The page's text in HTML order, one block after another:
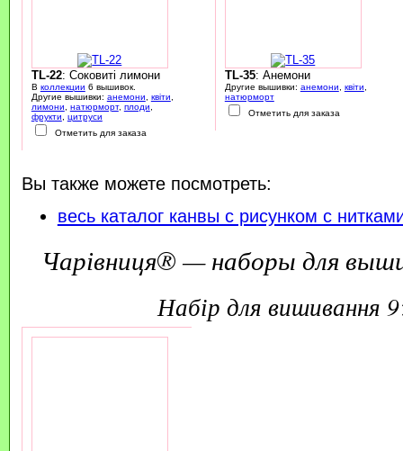
TL-22: Соковиті лимони
В коллекции 6 вышивок.
Другие вышивки: анемони, квіти,
лимони, натюрморт, плоди,
фрукти, цитруси
Отметить для заказа
TL-35: Анемони
Другие вышивки: анемони, квіти,
натюрморт
Отметить для заказа
Вы также можете посмотреть:
весь каталог канвы с рисунком с
Чарівниця® — наборы для
набір для вишивання